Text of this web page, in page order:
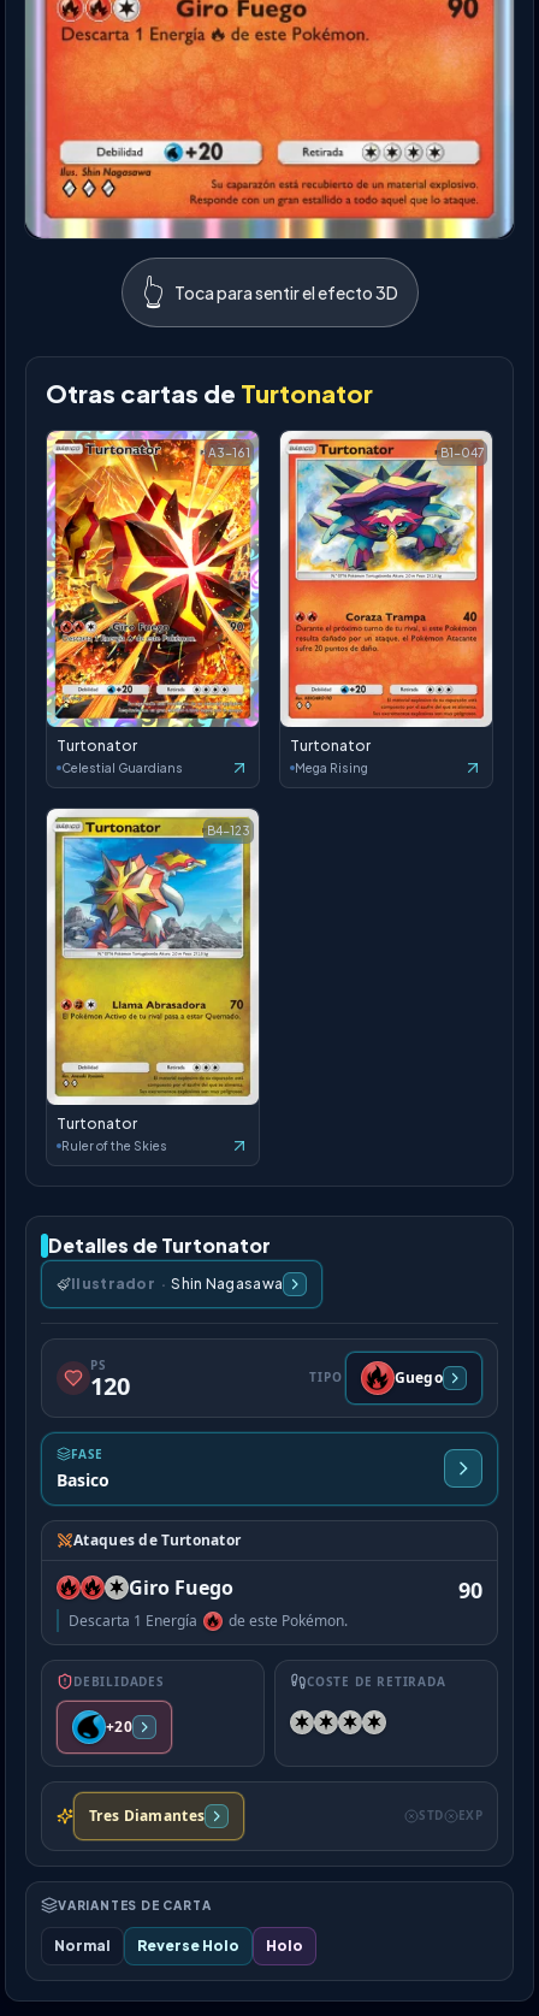
👆 Toca para sentir el efecto 3D
Otras cartas de Turtonator
A3-161
Turtonator
Celestial Guardians
B1-047
Turtonator
Mega Rising
B4-123
Turtonator
Ruler of the Skies
Detalles de Turtonator
Ilustrador · Shin Nagasawa
PS
120 TIPO Guego
FASE
Basico
Ataques de Turtonator
Giro Fuego
Descarta 1 Energía de este Pokémon.
90
DEBILIDADES
+20
COSTE DE RETIRADA
Tres Diamantes STD EXP
VARIANTES DE CARTA
Normal Reverse Holo Holo